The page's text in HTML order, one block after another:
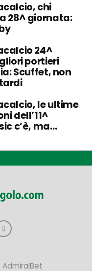
chi
28^ giornata:
24^
portieri
Scuffet, non
le ultime
dell’11^
c’è, ma…